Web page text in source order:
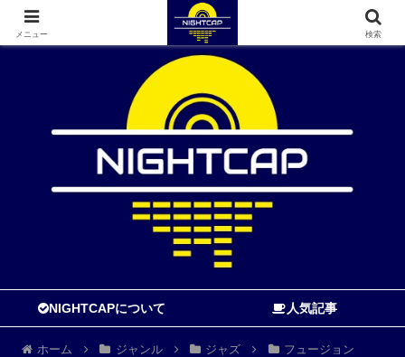
寝る前に読む音楽ブログ
NIGHTCAPについて 人気記事
ホーム ジャンル ジャズ フュージョン
メニュー 検索